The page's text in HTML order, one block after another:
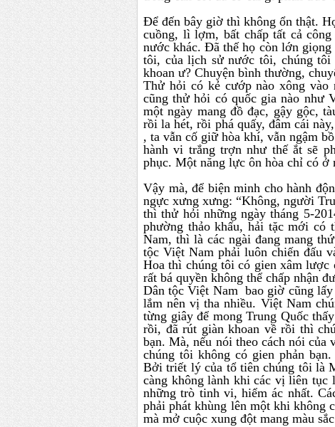
Để đến bây giờ thì không ổn thật.
cuồng, lì lợm, bất chấp tất cả
nước khác. Đã thế họ còn lớn
tôi, của lịch sử nước tôi, chúng
khoan ư? Chuyện bình thường,
Thử hỏi có kẻ cướp nào xông
cũng thử hỏi có quốc gia nào như
một ngày mang đồ đạc, gậy gộc,
rồi la hét, rồi phá quấy, đâm cái
, ta vẫn cố giữ hòa khí, vẫn ngậm
hành vi trắng trợn như thế ắt sẽ
phục. Một năng lực ôn hòa chỉ có
Vậy mà, để biện minh cho hành
ngực xưng xưng: “Không, người
thì thử hỏi những ngày tháng 5-
phường thảo khấu, hải tặc mới có
Nam, thì là các ngài đang mang
tộc Việt Nam phải luôn chiến đấu
Hoa thì chúng tôi có gien xâm lược
rất bá quyền không thể chấp nhận
Dân tộc Việt Nam bao giờ cũng lấy
lắm nên vị tha nhiều. Việt Nam
từng giây để mong Trung Quốc
rồi, đã rút giàn khoan về rồi thì
bạn. Mà, nếu nói theo cách nói
chúng tôi không có gien phản
Bởi triết lý của tổ tiên chúng tôi là
càng không lành khi các vị liên tục
những trò tinh vi, hiểm ác nhất.
phải phát khùng lên một khi không
mà mở cuộc xung đột mang màu